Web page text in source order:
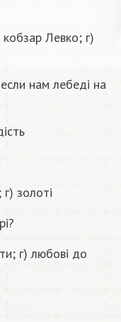
Левко; г)
нам лебеді на
золоті
г) любові до